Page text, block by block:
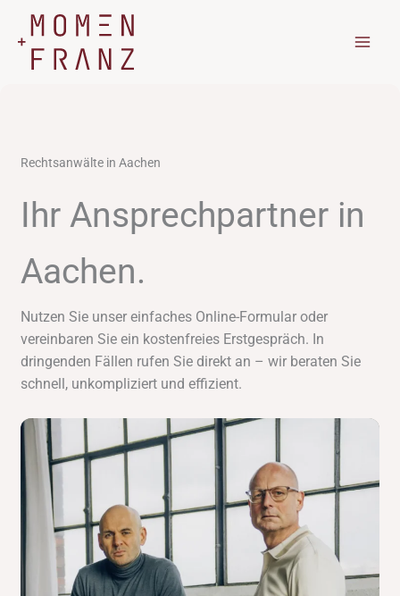
Inhalt
springen
Rechtsanwälte in Aachen
Ihr Ansprechpartner in
Aachen.
Nutzen Sie unser einfaches Online-Formular oder
vereinbaren Sie ein kostenfreies Erstgespräch. In
dringenden Fällen rufen Sie direkt an – wir beraten Sie
schnell, unkompliziert und effizient.